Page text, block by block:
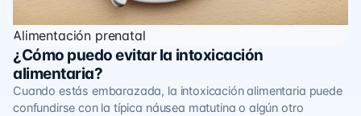
Alimentación prenatal
¿Cómo puedo evitar la intoxicación
alimentaria?
Cuando estás embarazada, la intoxicación alimentaria puede
confundirse con la típica náusea matutina o algún otro